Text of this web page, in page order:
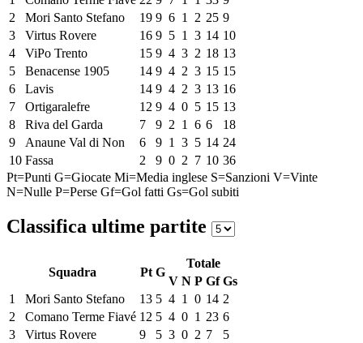
2
Mori Santo Stefano 19 9 6 1 2 25 9
3
Virtus Rovere 16 9 5 1 3 14 10
4
ViPo Trento 15 9 4 3 2 18 13
5
Benacense 1905 14 9 4 2 3 15 15
6
Lavis 14 9 4 2 3 13 16
7
Ortigaralefre 12 9 4 0 5 15 13
8
Riva del Garda 7 9 2 1 6 6
18
9
Anaune Val di Non 6 9 1 3 5 14 24
10 Fassa 2 9 0 2 7 10 36
Pt=Punti G=Giocate Mi=Media inglese S=Sanzioni V=Vinte
N=Nulle P=Perse Gf=Gol fatti Gs=Gol subiti
Classifica ultime partite
Squadra Pt G
Totale
V N P Gf Gs
1
Mori Santo Stefano 13 5 4 1 0 14 2
2
Comano Terme Fiavé 12 5 4 0 1 23 6
3
Virtus Rovere 9 5 3 0 2 7
5